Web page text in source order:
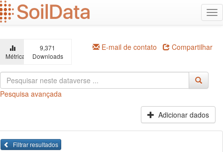
Ir
para
o
principal
Métricas
9,371
Downloads
E-mail de contato Compartilhar
Pesquisa avançada
Adicionar dados
Filtrar resultados